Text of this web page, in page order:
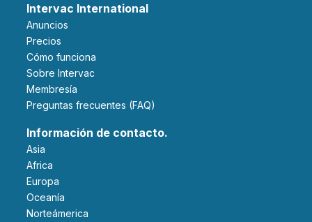
Intervac International
Anuncios
Precios
Cómo funciona
Sobre Intervac
Membresía
Preguntas frecuentes (FAQ)
Información de contacto.
Asia
Africa
Europa
Oceanía
Norteámerica